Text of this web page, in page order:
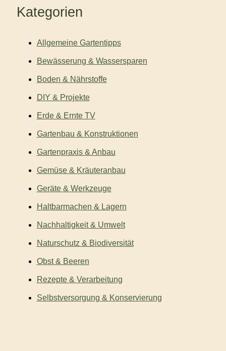
Kategorien
Allgemeine Gartentipps
Bewässerung & Wassersparen
Boden & Nährstoffe
DIY & Projekte
Erde & Ernte TV
Gartenbau & Konstruktionen
Gartenpraxis & Anbau
Gemüse & Kräuteranbau
Geräte & Werkzeuge
Haltbarmachen & Lagern
Nachhaltigkeit & Umwelt
Naturschutz & Biodiversität
Obst & Beeren
Rezepte & Verarbeitung
Selbstversorgung & Konservierung